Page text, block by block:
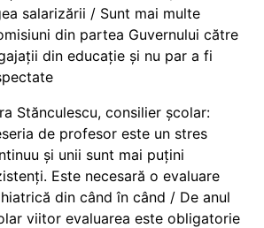
salarizării / Sunt mai multe
din partea Guvernului către
din educație și nu par a fi
Stănculescu, consilier școlar:
de profesor este un stres
și unii sunt mai puțini
Este necesară o evaluare
din când în când / De anul
viitor evaluarea este obligatorie